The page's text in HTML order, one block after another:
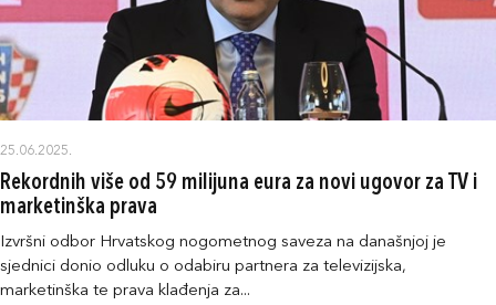
25.06.2025.
Rekordnih više od 59 milijuna eura za novi ugovor za TV i
marketinška prava
Izvršni odbor Hrvatskog nogometnog saveza na današnjoj je
sjednici donio odluku o odabiru partnera za televizijska,
marketinška te prava klađenja za...